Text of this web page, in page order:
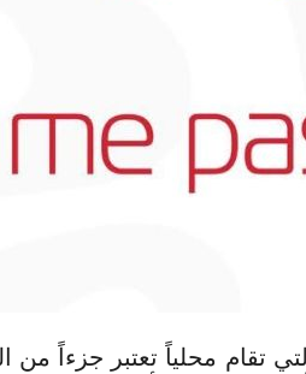
محلياً تعتبر جزءاً من